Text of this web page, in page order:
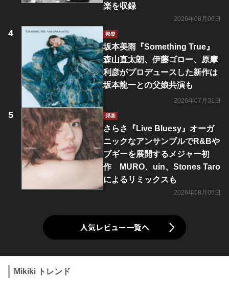
楽を収録
2026年08月06日
邦楽
坂本美雨『Something True』
森山直太朗、伊藤ゴロー、原摩
利彦がプロデュースした新作は
坂本龍一との父娘共演も
2026年07月31日
邦楽
さらさ『Live Bluesy』オーガ
ニックなアンサンブルでR&Bや
ブギーを展開するメジャー初
作 MURO、uin、Stones Taro
によるリミックスも
2026年08月05日
人気レビュー一覧へ
Mikiki トレンド